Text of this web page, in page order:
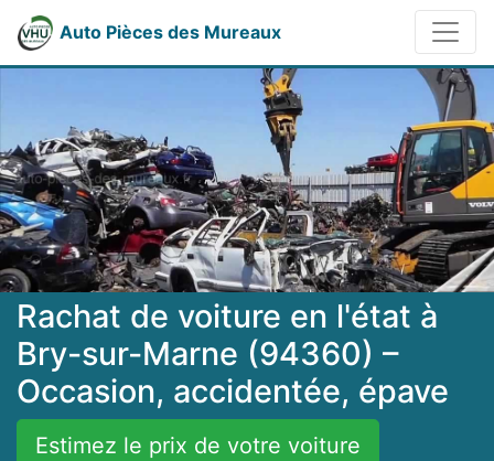
Auto Pièces des Mureaux
Rachat de voiture en l'état à
Bry-sur-Marne (94360) –
Occasion, accidentée, épave
Estimez le prix de votre voiture